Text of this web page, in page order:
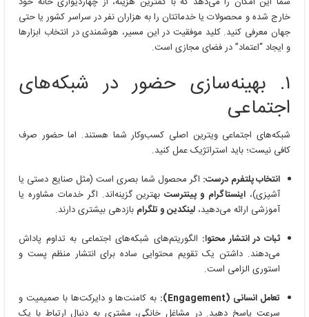
خارج شده و محصولات یا خدماتتان را به هزاران نفر در سراسر کشور یا حتی
جهان معرفی کنید. کلید موفقیت در این مسیر، هوشمندی در انتخاب ابزارها
و ایجاد “اعتماد” در فضای مجازی است.
۱. بهینه‌سازی حضور در شبکه‌های
اجتماعی
شبکه‌های اجتماعی ویترین اصلی کسب‌وکار شما هستند. اما حضور صرف
کافی نیست؛ باید استراتژیک عمل کنید.
انتخاب پلتفرم درست: اگر محصول شما بصری است (مثل صنایع دستی یا
آشپزی)،اینستاگرام و پینترستبهترین گزینه‌اند. اگر خدمات مشاوره یا
آموزشی ارائه می‌دهید،لینکدین و تلگرام بازدهی بیشتری دارند.
ثبات در انتشار محتوا: الگوریتم‌های شبکه‌های اجتماعی به تداوم پاداش
می‌دهند. داشتن یک تقویم محتوایی ساده برای انتشار منظم پست و
استوری الزامی است.
تعامل انسانی (Engagement):
به کامنت‌ها و دایرکت‌ها با صمیمیت و
سرعت پاسخ دهید. در مشاغل خانگی، مشتری به دنبال ارتباط با یک